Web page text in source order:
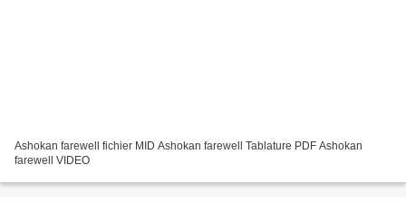
Ashokan farewell fichier MID Ashokan farewell Tablature PDF Ashokan
farewell VIDEO